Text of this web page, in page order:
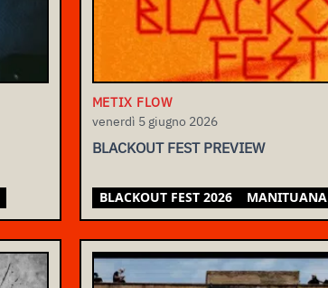
METIX FLOW
venerdì 5 giugno 2026
BLACKOUT FEST PREVIEW
BLACKOUT FEST 2026 MANITUANA